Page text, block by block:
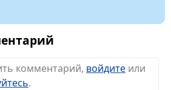
комментарий, войдите или
.